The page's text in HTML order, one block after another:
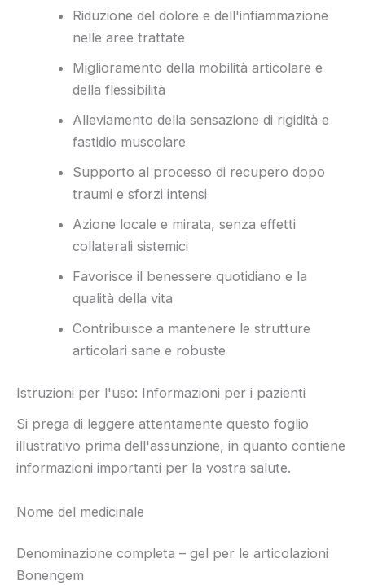
Riduzione del dolore e dell'infiammazione
nelle aree trattate
Miglioramento della mobilità articolare e
della flessibilità
Alleviamento della sensazione di rigidità e
fastidio muscolare
Supporto al processo di recupero dopo
traumi e sforzi intensi
Azione locale e mirata, senza effetti
collaterali sistemici
Favorisce il benessere quotidiano e la
qualità della vita
Contribuisce a mantenere le strutture
articolari sane e robuste
Istruzioni per l'uso: Informazioni per i pazienti
Si prega di leggere attentamente questo foglio
illustrativo prima dell'assunzione, in quanto contiene
informazioni importanti per la vostra salute.
Nome del medicinale
Denominazione completa – gel per le articolazioni
Bonengem